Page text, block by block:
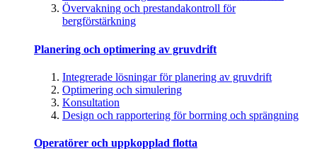
Övervakning och prestandakontroll för
bergförstärkning
Planering och optimering av gruvdrift
Integrerade lösningar för planering av gruvdrift
Optimering och simulering
Konsultation
Design och rapportering för borrning och sprängning
Operatörer och uppkopplad flotta